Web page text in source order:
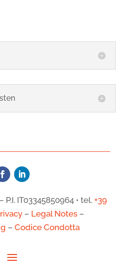
IT03345850964 • tel. +39
– Legal Notes –
– Codice Condotta